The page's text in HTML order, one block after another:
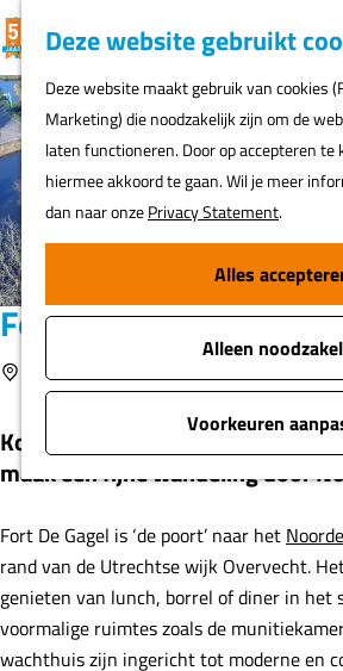
Deze website gebruikt
Deze website maakt gebruik van cookies
Marketing) die noodzakelijk zijn om de
laten functioneren. Door op accepteren te
hiermee akkoord te gaan. Wil je meer
dan naar onzePrivacy Statement.
Alles
Alleen
Voorkeuren
G
a
n
a
a
r
d
e
h
m
p
a
e
F
v
o
r
i
e
t
e
n
K
a
a
r
t
Z
e
k
e
n
Fort de Gagel
Utrecht Voeg toe als favoriet
Kom genieten in het restaurant
maak een fijne wandeling door
Fort De Gagel is ‘de poort’ naar het
rand van de Utrechtse wijk Overvecht.
genieten van lunch, borrel of diner in het
voormalige ruimtes zoals de
wachthuis zijn ingericht tot moderne en